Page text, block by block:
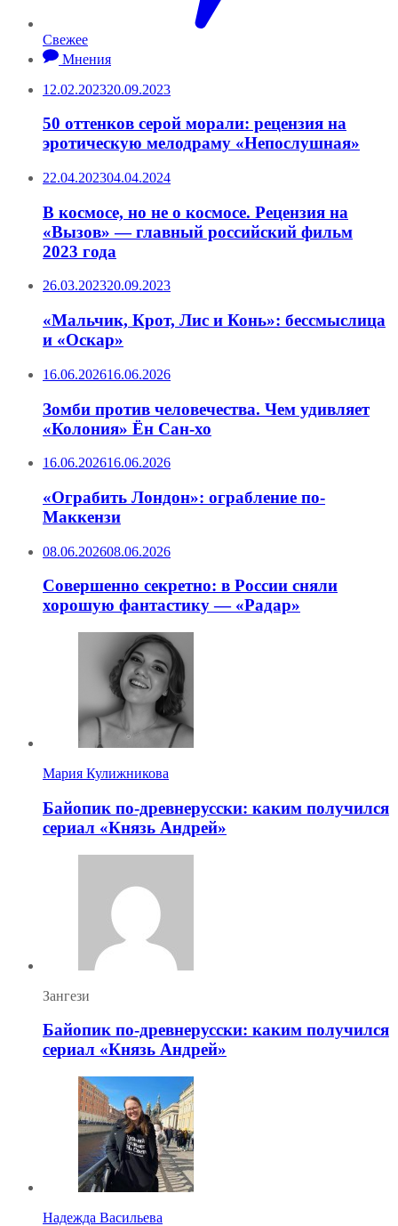
Свежее
Мнения
12.02.202320.09.2023
50 оттенков серой морали: рецензия на
эротическую мелодраму «Непослушная»
22.04.202304.04.2024
В космосе, но не о космосе. Рецензия на
«Вызов» — главный российский фильм
2023 года
26.03.202320.09.2023
«Мальчик, Крот, Лис и Конь»: бессмыслица
и «Оскар»
16.06.202616.06.2026
Зомби против человечества. Чем удивляет
«Колония» Ён Сан-хо
16.06.202616.06.2026
«Ограбить Лондон»: ограбление по-
Маккензи
08.06.202608.06.2026
Совершенно секретно: в России сняли
хорошую фантастику — «Радар»
Мария Кулижникова
Байопик по-древнерусски: каким получился
сериал «Князь Андрей»
Зангези
Байопик по-древнерусски: каким получился
сериал «Князь Андрей»
Надежда Васильева